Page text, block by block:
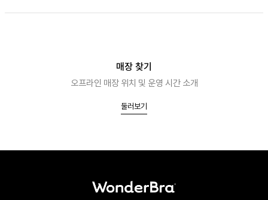
매장 찾기
오프라인 매장 위치 및 운영 시간 소개
둘러보기